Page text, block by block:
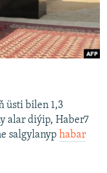
üsti bilen 1,3
alar diýip, Haber7
salgylanyp habar